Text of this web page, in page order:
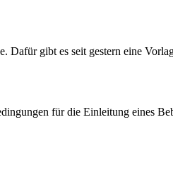
Dafür gibt es seit gestern eine
für die Einleitung eines